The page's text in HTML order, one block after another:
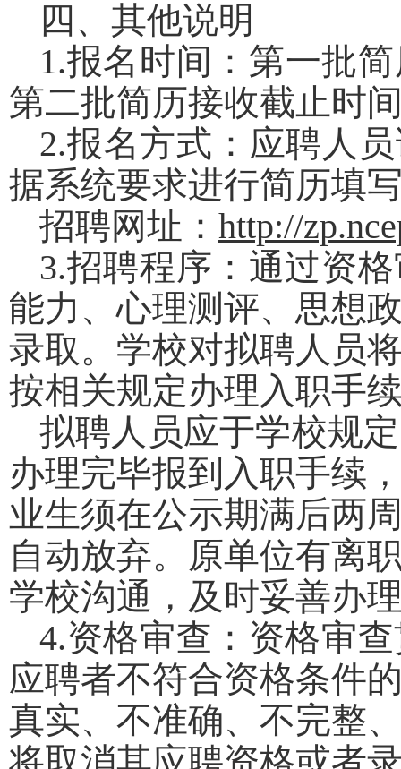
四、其他说明
1.报名时间： 第一批
第二批简历接收截止时
2.报名方式： 应聘人
据系统要求进行简历填
招聘网址： http://
3.招聘程序： 通过资
能力、心理测评、思想
录取。学校对拟聘人员
按相关规定办理入职手
拟聘人员应于学校规
办理完毕报到入职手续
业生须在公示期满后两
自动放弃。原单位有离
学校沟通，及时妥善办
4.资格审查： 资格审
应聘者不符合资格条件
真实、不准确、不完整